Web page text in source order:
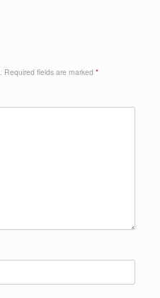
Required fields are marked *